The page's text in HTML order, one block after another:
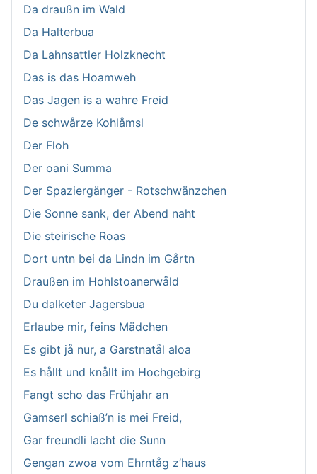
Da draußn im Wald
Da Halterbua
Da Lahnsattler Holzknecht
Das is das Hoamweh
Das Jagen is a wahre Freid
De schwårze Kohlåmsl
Der Floh
Der oani Summa
Der Spaziergänger - Rotschwänzchen
Die Sonne sank, der Abend naht
Die steirische Roas
Dort untn bei da Lindn im Gårtn
Draußen im Hohlstoanerwåld
Du dalketer Jagersbua
Erlaube mir, feins Mädchen
Es gibt jå nur, a Garstnatål aloa
Es hållt und knållt im Hochgebirg
Fangt scho das Frühjahr an
Gamserl schiaß’n is mei Freid,
Gar freundli lacht die Sunn
Gengan zwoa vom Ehrntåg z’haus